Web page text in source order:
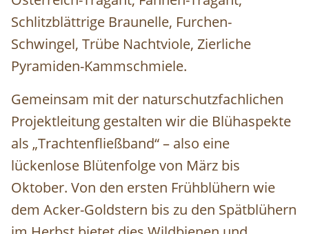
Schlitzblättrige Braunelle, Furchen-
Schwingel, Trübe Nachtviole, Zierliche
Pyramiden-Kammschmiele.
Gemeinsam mit der naturschutzfachlichen
Projektleitung gestalten wir die Blühaspekte
als „Trachtenfließband“ – also eine
lückenlose Blütenfolge von März bis
Oktober. Von den ersten Frühblühern wie
dem Acker-Goldstern bis zu den Spätblühern